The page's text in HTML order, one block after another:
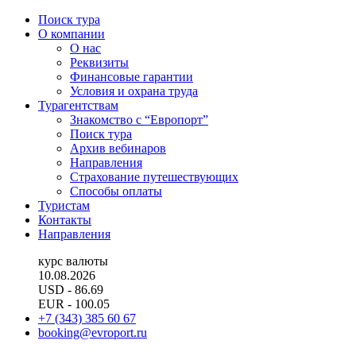
Поиск тура
О компании
О нас
Реквизиты
Финансовые гарантии
Условия и охрана труда
Турагентствам
Знакомство с “Европорт”
Поиск тура
Архив вебинаров
Направления
Страхование путешествующих
Способы оплаты
Туристам
Контакты
Направления
курс валюты
10.08.2026
USD - 86.69
EUR - 100.05
+7 (343) 385 60 67
booking@evroport.ru